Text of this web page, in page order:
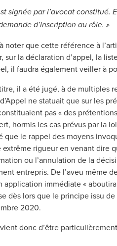
signée par l’avocat constitué.
d’inscription au rôle. »
noter que cette référence à
sur la déclaration d’appel, la
il faudra également veiller à
il a été jugé, à de multiples
ne statuait que sur les
pas « des
hormis les cas prévus par la
que le rappel des moyens
extrême rigueur en venant dire
ou l’annulation de la
entrepris. De l’aveu même
application immédiate «
dès lors que le principe issu de
2020.
donc d’être